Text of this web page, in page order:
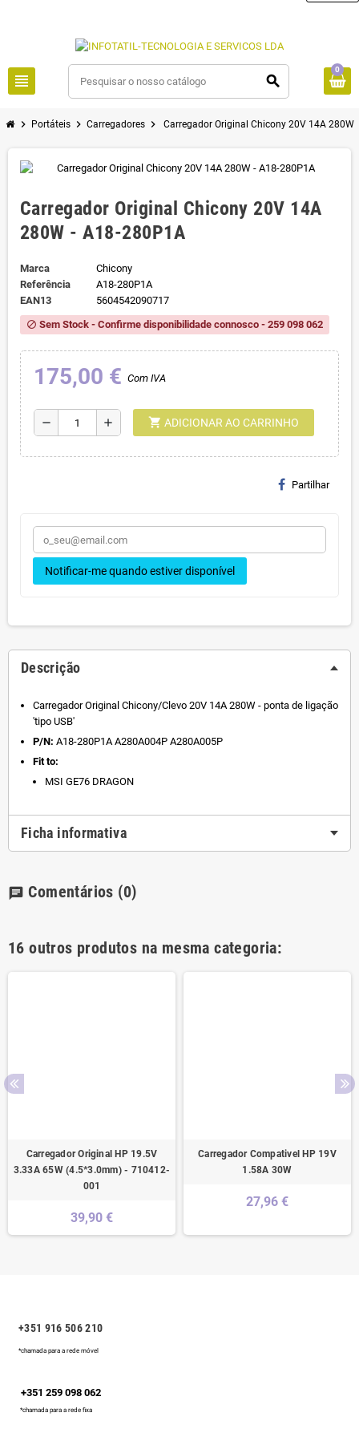
view_headline search
0
chevron_right Portáteis chevron_right Carregadores chevron_right Carregador Original Chicony 20V 14A 280W
Carregador Original Chicony 20V 14A
280W - A18-280P1A
Marca
Chicony
Referência
A18-280P1A
EAN13
5604542090717
block Sem Stock - Confirme disponibilidade connosco - 259 098 062
175,00 € Com IVA
remove add shopping_cart ADICIONAR AO CARRINHO
Partilhar
Notificar-me quando estiver disponível
Descrição
Carregador Original Chicony/Clevo 20V 14A 280W - ponta de ligação
'tipo USB'
P/N: A18-280P1AA280A004P A280A005P
Fit to:
MSI GE76 DRAGON
Ficha informativa
chat Comentários (0)
16 outros produtos na mesma categoria:
Carregador Original HP 19.5V
3.33A 65W (4.5*3.0mm) - 710412-
001
39,90 €
Carregador Compativel HP 19V
1.58A 30W
27,96 €
+351 916 506 210
*chamada para a rede móvel
+351 259 098 062
*chamada para a rede fixa